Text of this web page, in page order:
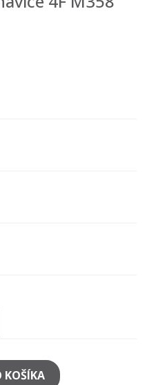
KOŠÍKA